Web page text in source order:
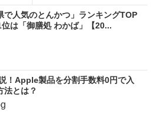
で人気のとんかつ」ランキングTOP
は「御膳処 わかば」【20...
！Apple製品を分割手数料0円で入
法とは？